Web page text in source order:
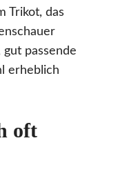
Trikot, das
passende
erheblich
oft